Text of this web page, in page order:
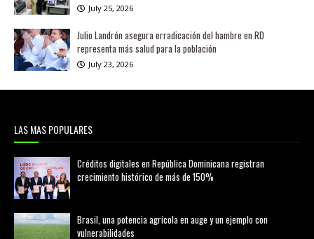
July 25, 2026
Julio Landrón asegura erradicación del hambre en RD
representa más salud para la población
July 23, 2026
LAS MAS POPULARES
Créditos digitales en República Dominicana registran
crecimiento histórico de más de 150%
Brasil, una potencia agrícola en auge y un ejemplo con
vulnerabilidades